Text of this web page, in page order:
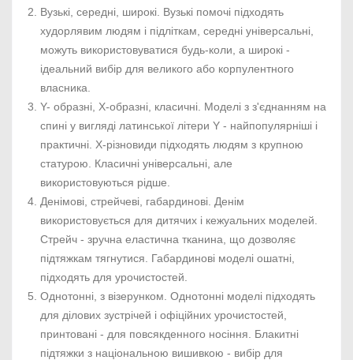
Вузькі, середні, широкі. Вузькі помочі підходять
худорлявим людям і підліткам, середні універсальні,
можуть використовуватися будь-коли, а широкі -
ідеальний вибір для великого або корпулентного
власника.
Y- образні, Х-образні, класичні. Моделі з з'єднанням на
спині у вигляді латинської літери Y - найпопулярніші і
практичні. Х-різновиди підходять людям з крупною
статурою. Класичні універсальні, але
використовуються рідше.
Денімові, стрейчеві, габардинові. Денім
використовується для дитячих і кежуальних моделей.
Стрейч - зручна еластична тканина, що дозволяє
підтяжкам тягнутися. Габардинові моделі ошатні,
підходять для урочистостей.
Однотонні, з візерунком. Однотонні моделі підходять
для ділових зустрічей і офіційних урочистостей,
принтовані - для повсякденного носіння. Блакитні
підтяжки з національною вишивкою - вибір для